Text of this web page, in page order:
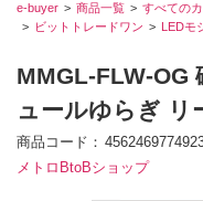
e-buyer
商品一覧 すべての
ビットトレードワン
LEDモ
MMGL-FLW-OG
ュールゆらぎ リ
商品コード
メトロBtoBショップ